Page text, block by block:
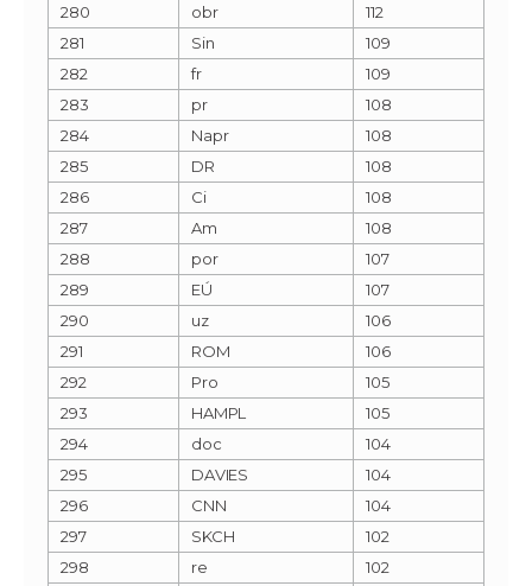
280
obr
112
281
Sin
109
282
fr
109
283
pr
108
284
Napr
108
285
DR
108
286
Ci
108
287
Am
108
288
por
107
289
EÚ
107
290
uz
106
291
ROM
106
292
Pro
105
293
HAMPL
105
294
doc
104
295
DAVIES
104
296
CNN
104
297
SKCH
102
298
re
102